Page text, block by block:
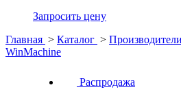
Запросить цену
Главная > Каталог > Производители
WinMachine
Распродажа